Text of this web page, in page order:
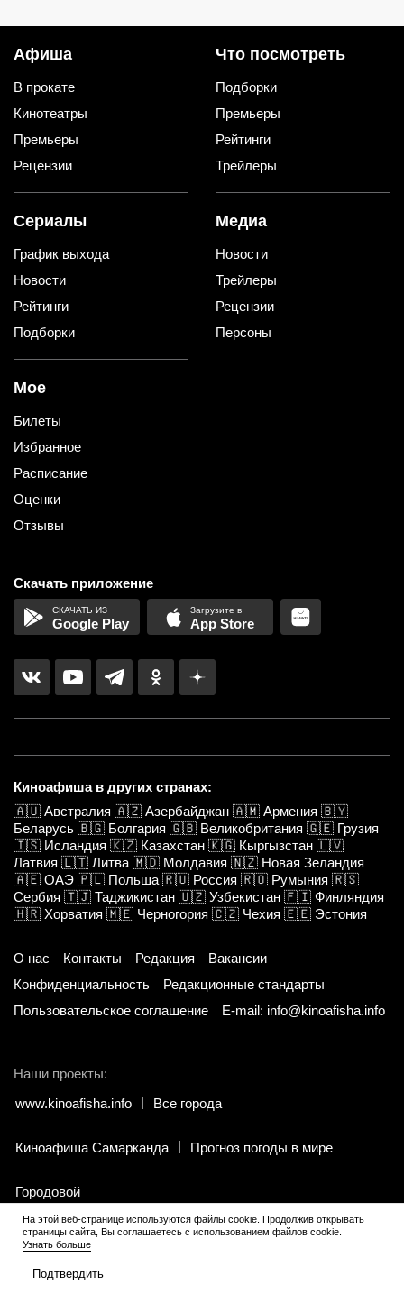
Афиша
В прокате
Кинотеатры
Премьеры
Рецензии
Что посмотреть
Подборки
Премьеры
Рейтинги
Трейлеры
Сериалы
График выхода
Новости
Рейтинги
Подборки
Медиа
Новости
Трейлеры
Рецензии
Персоны
Мое
Билеты
Избранное
Расписание
Оценки
Отзывы
Скачать приложение
Google Play App Store
Киноафиша в других странах:
🇦🇺 Австралия 🇦🇿 Азербайджан 🇦🇲 Армения 🇧🇾
Беларусь 🇧🇬 Болгария 🇬🇧 Великобритания 🇬🇪 Грузия
🇮🇸 Исландия 🇰🇿 Казахстан 🇰🇬 Кыргызстан 🇱🇻
Латвия 🇱🇹 Литва 🇲🇩 Молдавия 🇳🇿 Новая Зеландия
🇦🇪 ОАЭ 🇵🇱 Польша 🇷🇺 Россия 🇷🇴 Румыния 🇷🇸
Сербия 🇹🇯 Таджикистан 🇺🇿 Узбекистан 🇫🇮 Финляндия
🇭🇷 Хорватия 🇲🇪 Черногория 🇨🇿 Чехия 🇪🇪 Эстония
О нас Контакты Редакция
Вакансии
Конфиденциальность
Редакционные стандарты
Пользовательское соглашение
E-mail: info@kinoafisha.info
Наши проекты:
www.kinoafisha.info
Все города
Киноафиша Самарканда Прогноз погоды в мире
Городовой
© 2002-2026 Все права и материалы принадлежат «Киноафиша».
Копирование информации только с письменного разрешения
редакции.
На этой веб-странице используются файлы cookie. Продолжив открывать
страницы сайта, Вы соглашаетесь с использованием файлов cookie.
Узнать больше
Подтвердить